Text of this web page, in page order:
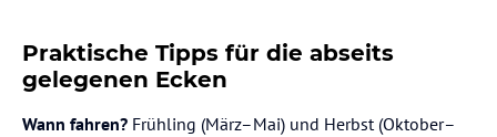
Praktische Tipps für die abseits
gelegenen Ecken
Wann fahren? Frühling (März–Mai) und Herbst (Oktober–